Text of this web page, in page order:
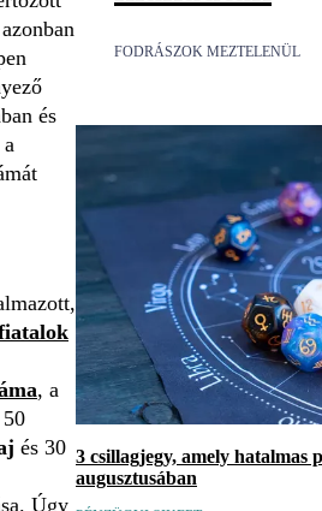
és
, a
és 30
Úgy
FODRÁSZOK MEZTELENÜL
3 csillagjegy, amely hatalmas
augusztusában